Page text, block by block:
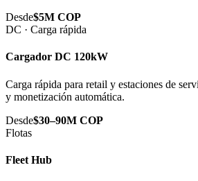
Desde$5M COP
DC · Carga rápida
Cargador DC 120kW
Carga rápida para retail y estaciones de
y monetización automática.
Desde$30–90M COP
Flotas
Fleet Hub